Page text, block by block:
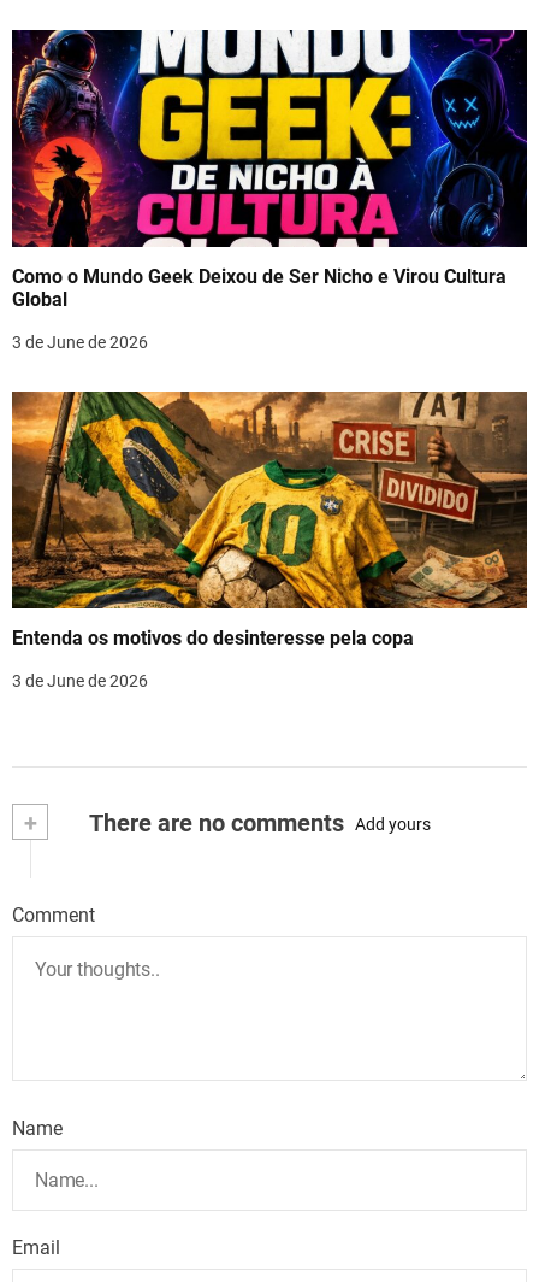
Como o Mundo Geek Deixou de Ser Nicho e Virou Cultura
Global
3 de June de 2026
Entenda os motivos do desinteresse pela copa
3 de June de 2026
+ There are no comments Add yours
Comment
Name
Email